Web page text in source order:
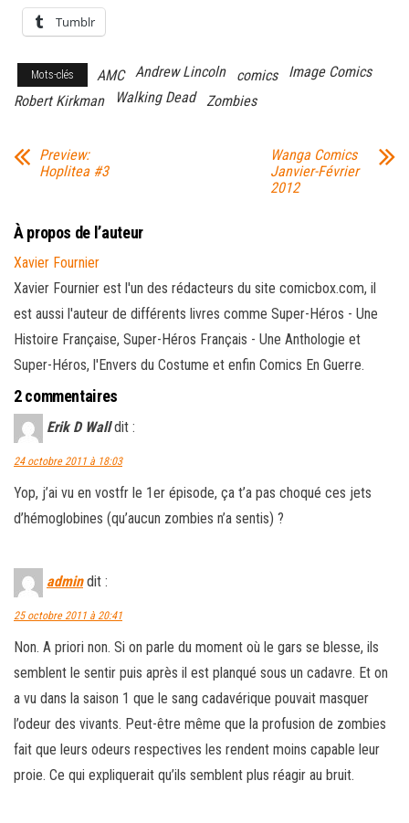
Tumblr
Mots-clés AMC Andrew Lincoln comics
Image Comics
Robert Kirkman
Walking Dead Zombies
Preview:
Hoplitea #3
Wanga Comics
Janvier-Février
2012
À propos de l’auteur
Xavier Fournier
Xavier Fournier est l'un des rédacteurs du site comicbox.com, il
est aussi l'auteur de différents livres comme Super-Héros - Une
Histoire Française, Super-Héros Français - Une Anthologie et
Super-Héros, l'Envers du Costume et enfin Comics En Guerre.
2 commentaires
Erik D Wall dit :
24 octobre 2011 à 18:03
Yop, j’ai vu en vostfr le 1er épisode, ça t’a pas choqué ces jets
d’hémoglobines (qu’aucun zombies n’a sentis) ?
admin dit :
25 octobre 2011 à 20:41
Non. A priori non. Si on parle du moment où le gars se blesse, ils
semblent le sentir puis après il est planqué sous un cadavre. Et on
a vu dans la saison 1 que le sang cadavérique pouvait masquer
l’odeur des vivants. Peut-être même que la profusion de zombies
fait que leurs odeurs respectives les rendent moins capable leur
proie. Ce qui expliquerait qu’ils semblent plus réagir au bruit.